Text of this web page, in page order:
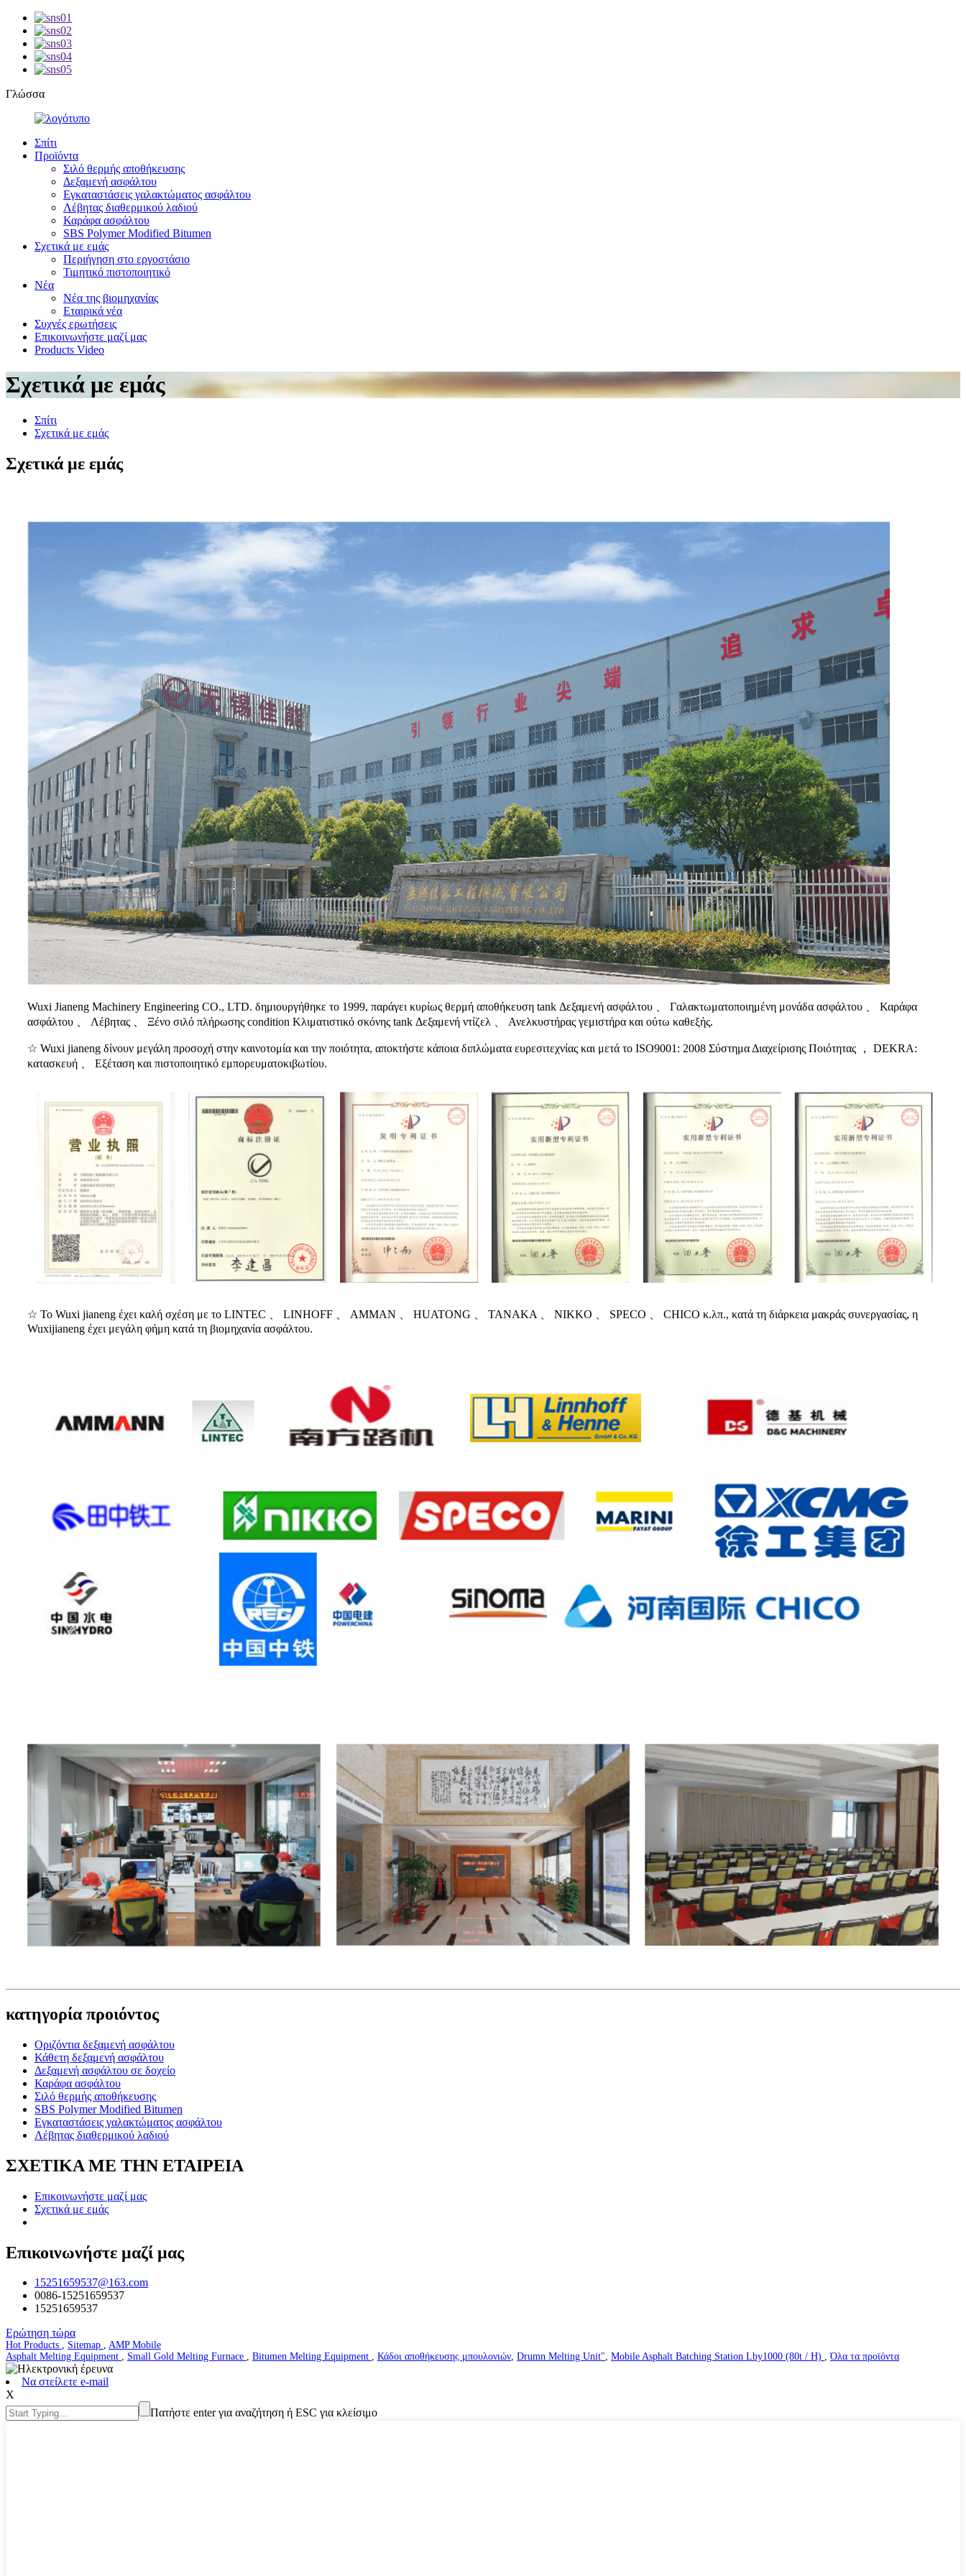
Γλώσσα
Σπίτι
Προϊόντα
Σιλό θερμής αποθήκευσης
Δεξαμενή ασφάλτου
Εγκαταστάσεις γαλακτώματος ασφάλτου
Λέβητας διαθερμικού λαδιού
Καράφα ασφάλτου
SBS Polymer Modified Bitumen
Σχετικά με εμάς
Περιήγηση στο εργοστάσιο
Τιμητικό πιστοποιητικό
Νέα
Νέα της βιομηχανίας
Εταιρικά νέα
Συχνές ερωτήσεις
Επικοινωνήστε μαζί μας
Products Video
Σχετικά με εμάς
Σπίτι
Σχετικά με εμάς
Σχετικά με εμάς
Wuxi Jianeng Machinery Engineering CO., LTD. δημιουργήθηκε το 1999, παράγει κυρίως θερμή αποθήκευση tank Δεξαμενή ασφάλτου 、 Γαλακτωματοποιημένη μονάδα ασφάλτου 、 Καράφα
ασφάλτου 、 Λέβητας 、 Ξένο σιλό πλήρωσης condition Κλιματιστικό σκόνης tank Δεξαμενή ντίζελ 、 Ανελκυστήρας γεμιστήρα και ούτω καθεξής.
☆ Wuxi jianeng δίνουν μεγάλη προσοχή στην καινοτομία και την ποιότητα, αποκτήστε κάποια διπλώματα ευρεσιτεχνίας και μετά το ISO9001: 2008 Σύστημα Διαχείρισης Ποιότητας ， DEKRA:
κατασκευή 、 Εξέταση και πιστοποιητικό εμπορευματοκιβωτίου.
☆ Το Wuxi jianeng έχει καλή σχέση με το LINTEC 、 LINHOFF 、 AMMAN 、 HUATONG 、 TANAKA 、 NIKKO 、 SPECO 、 CHICO κ.λπ., κατά τη διάρκεια μακράς συνεργασίας, η
Wuxijianeng έχει μεγάλη φήμη κατά τη βιομηχανία ασφάλτου.
κατηγορία προιόντος
Οριζόντια δεξαμενή ασφάλτου
Κάθετη δεξαμενή ασφάλτου
Δεξαμενή ασφάλτου σε δοχείο
Καράφα ασφάλτου
Σιλό θερμής αποθήκευσης
SBS Polymer Modified Bitumen
Εγκαταστάσεις γαλακτώματος ασφάλτου
Λέβητας διαθερμικού λαδιού
ΣΧΕΤΙΚΑ ΜΕ ΤΗΝ ΕΤΑΙΡΕΙΑ
Επικοινωνήστε μαζί μας
Σχετικά με εμάς
Επικοινωνήστε μαζί μας
15251659537@163.com
0086-15251659537
15251659537
Ερώτηση τώρα
Hot Products , Sitemap , AMP Mobile
Asphalt Melting Equipment , Small Gold Melting Furnace , Bitumen Melting Equipment , Κάδοι αποθήκευσης μπουλονιών, Drumn Melting Unit", Mobile Asphalt Batching Station Lby1000 (80t / H) ,Όλα τα προϊόντα
Να στείλετε e-mail
Χ
Πατήστε enter για αναζήτηση ή ESC για κλείσιμο